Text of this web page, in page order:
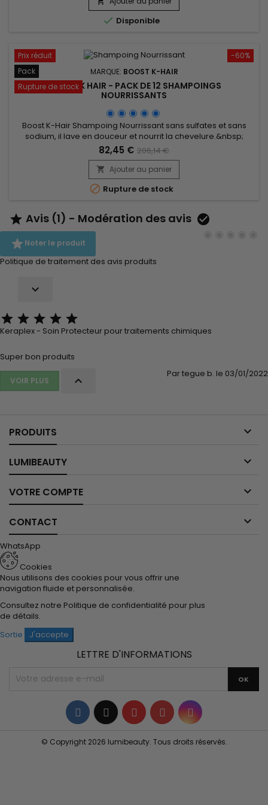
&nbsp;Boost K-Hair - Shampoing Nourrissant laisse vos
cheveux...
 Disponible
-60%
Prix réduit
Pack
Rupture de stock
MARQUE: BOOST K-HAIR
BOOST K HAIR - PACK DE 12 SHAMPOINGS
NOURRISSANTS
Boost K-Hair Shampoing Nourrissant sans sulfates et sans
sodium, il lave en douceur et nourrit la chevelure.&nbsp;
Formule très douce enrichie de Kératine pour revitaliser et
hydrater et surtout prolonger votre lissage. &nbsp;Laissera
vos cheveux incroyablement brillants et soyeux au toucher !
82,45 € 206,14 €
 Ajouter au panier
 Rupture de stock
 Avis (1) - Modération des avis 
Noter le produit
Politique de traitement des avis produits

    
Keraplex - Soin Protecteur pour traitements chimiques
Super bon produits
Par tegue b. le 03/01/2022
VOIR PLUS 
PRODUITS 
LUMIBEAUTY 
VOTRE COMPTE 
CONTACT 
WhatsApp
Cookies
Nous utilisons des cookies pour vous offrir une
navigation fluide et personnalisée.
Consultez notre Politique de confidentialité pour plus
de détails.
Sortie
J'accepte
LETTRE D'INFORMATIONS
Facebook
TwitterYouTubePinterestInstagram
© Copyright 2026 lumibeauty. Tous droits réservés.